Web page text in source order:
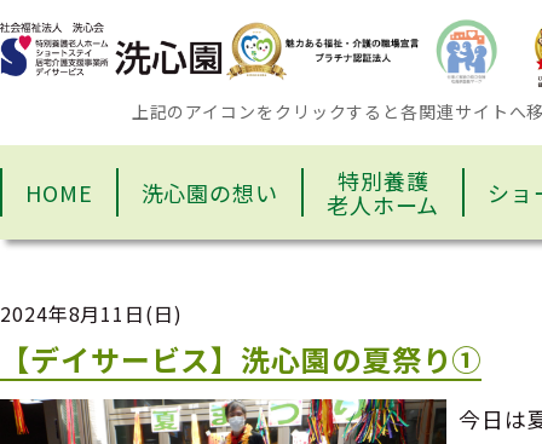
上記のアイコンをクリックすると各関連サイトへ
HOME 洗心園の想い 特別養護
老人ホーム ショ
2024年8月11日(日)
【デイサービス】洗心園の夏祭り①
今日は